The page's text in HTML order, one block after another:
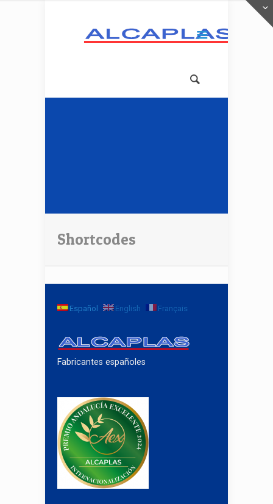
Shortcodes
Español English Français
Fabricantes españoles